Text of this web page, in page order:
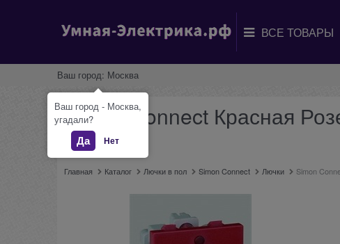
Ваш город: Москва
Simon Connect Красная
6)
Главная Каталог Лючки в пол Simon Connect Лючки Simon
Ваш город - Москва,
угадали?
Да Нет